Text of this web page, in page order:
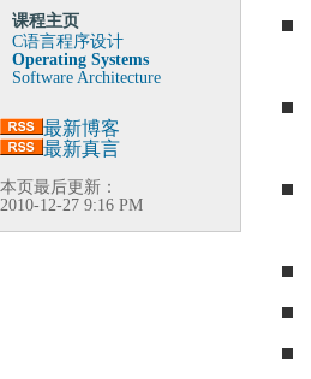
课程主页
C语言程序设计
Operating Systems
Software Architecture
最新博客
最新真言
本页最后更新：
2010-12-27 9:16 PM